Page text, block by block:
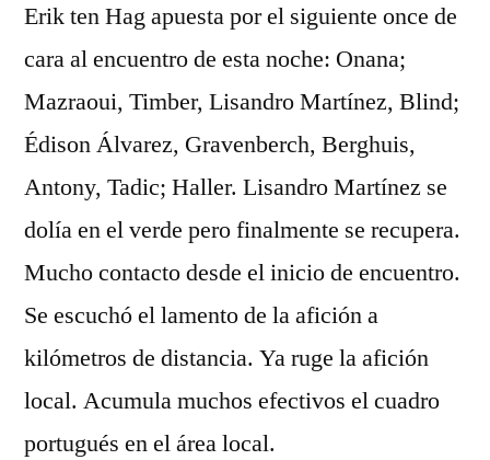
Erik ten Hag apuesta por el siguiente once de
cara al encuentro de esta noche: Onana;
Mazraoui, Timber, Lisandro Martínez, Blind;
Édison Álvarez, Gravenberch, Berghuis,
Antony, Tadic; Haller. Lisandro Martínez se
dolía en el verde pero finalmente se recupera.
Mucho contacto desde el inicio de encuentro.
Se escuchó el lamento de la afición a
kilómetros de distancia. Ya ruge la afición
local. Acumula muchos efectivos el cuadro
portugués en el área local.